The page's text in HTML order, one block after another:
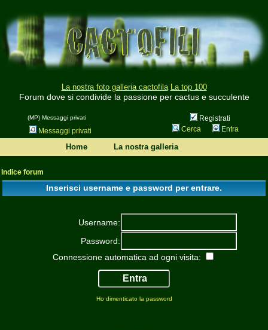
La nostra foto galleria cactofila La top 100
Forum dove si condivide la passione per cactus e succulente
(MP) Messaggi privati
Registrati
Messaggi privati
Cerca Entra
Home La nostra galleria
Indice forum
Inserisci username e password per entrare.
Username:
Password:
Connessione automatica ad ogni visita:
Ho dimenticato la password